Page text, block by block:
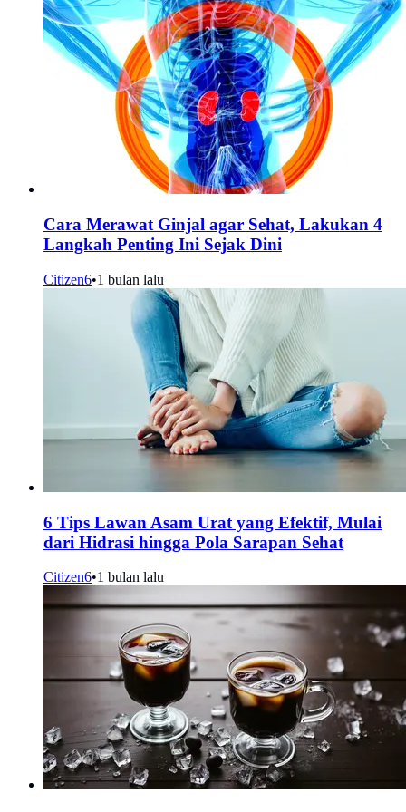
Cara Merawat Ginjal agar Sehat, Lakukan 4
Langkah Penting Ini Sejak Dini
Citizen6•1 bulan lalu
6 Tips Lawan Asam Urat yang Efektif, Mulai
dari Hidrasi hingga Pola Sarapan Sehat
Citizen6•1 bulan lalu